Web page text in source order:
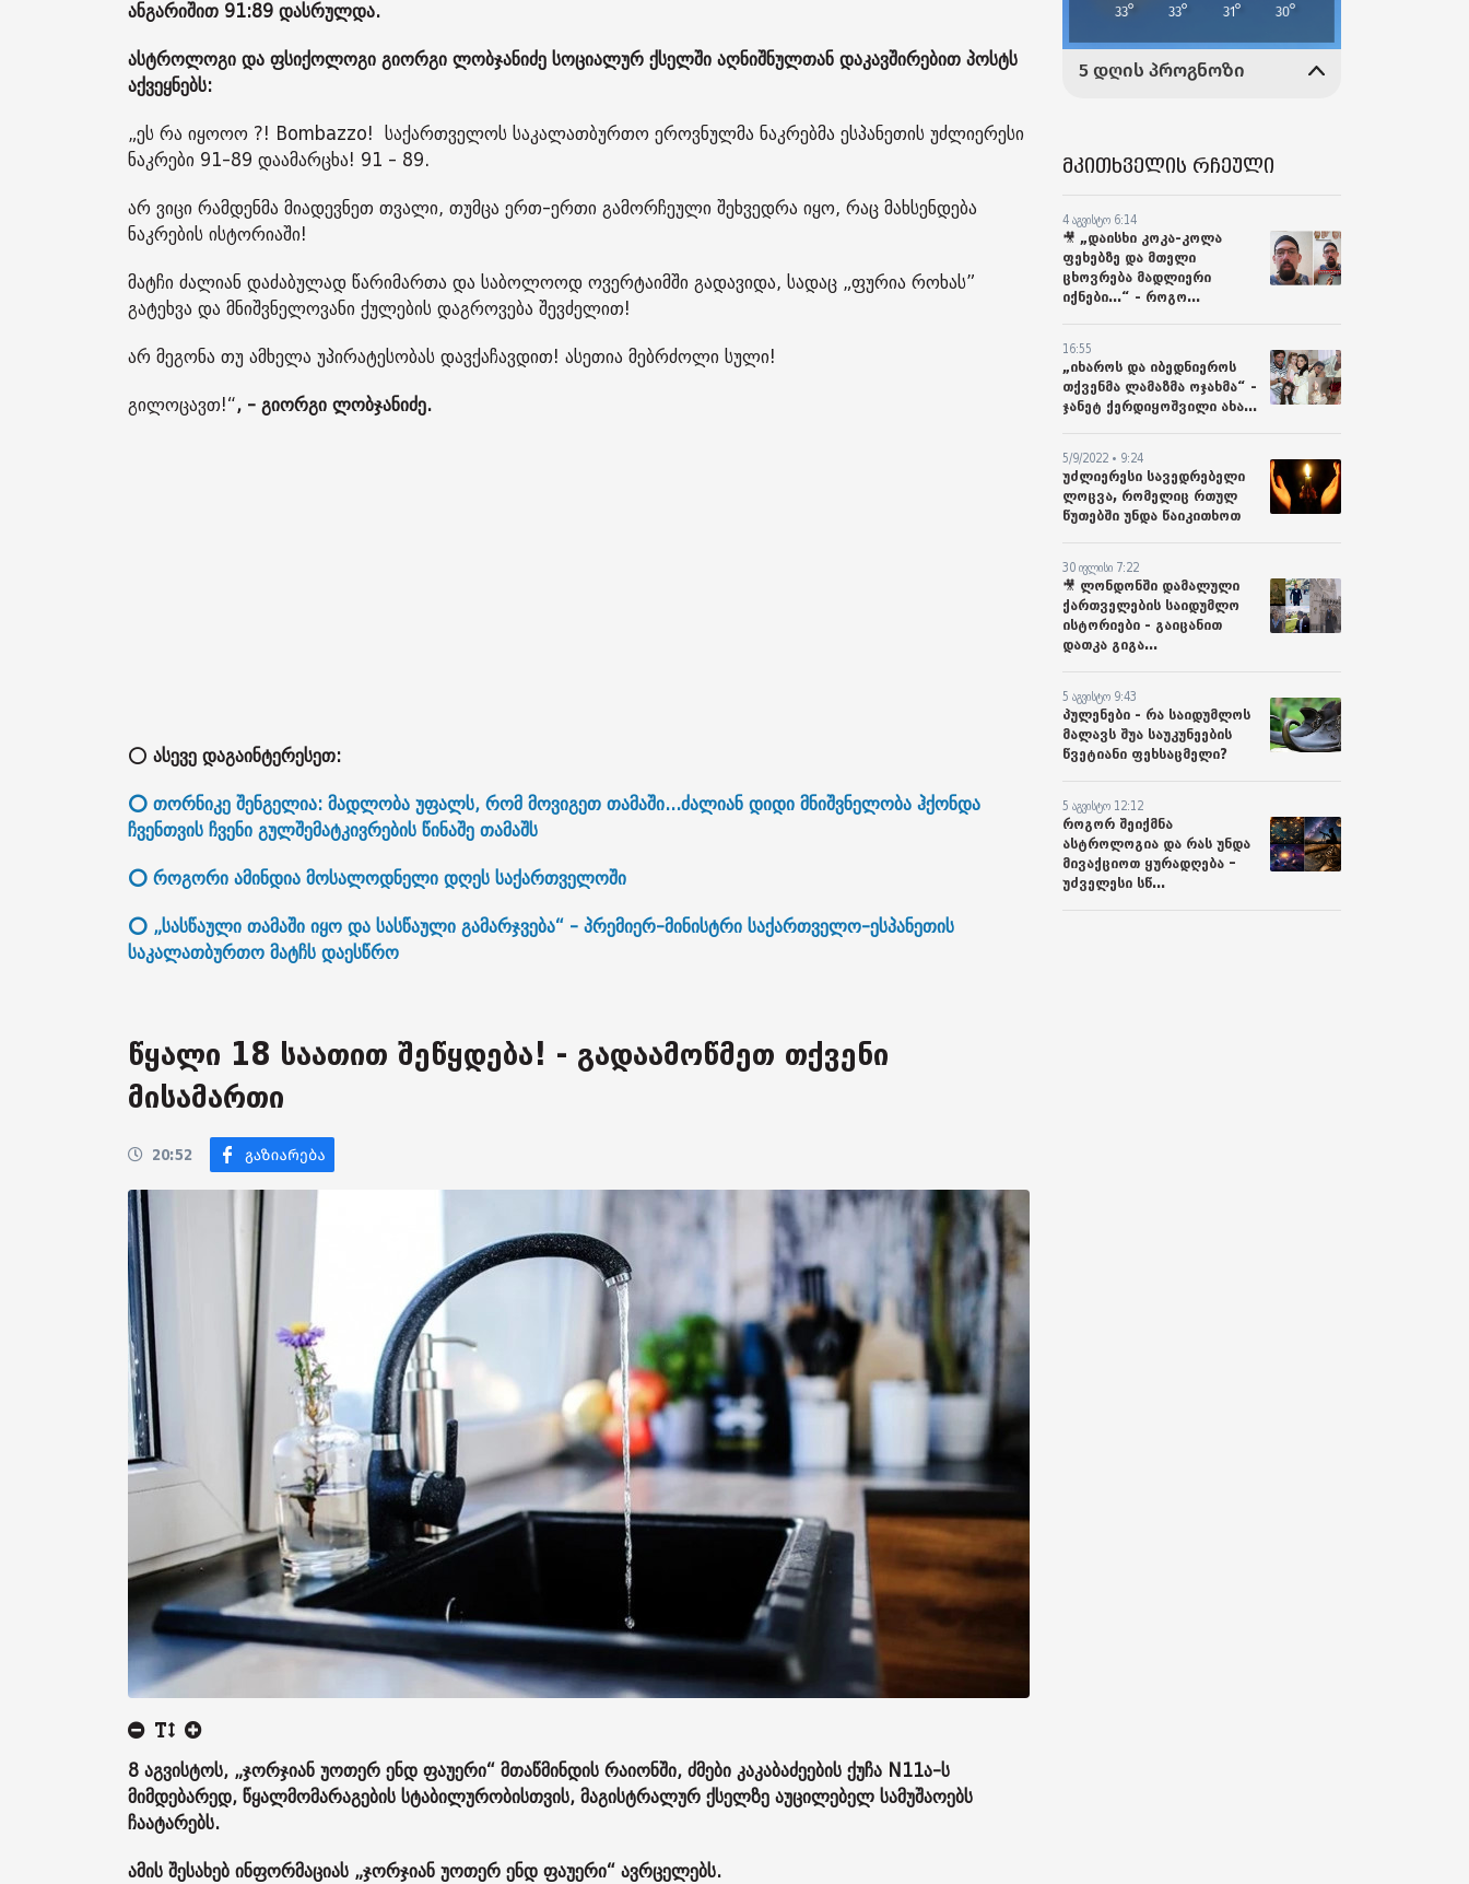
ანგარიშით 91:89 დასრულდა.
ასტროლოგი და ფსიქოლოგი გიორგი ლობჯანიძე სოციალურ ქსელში აღნიშნულთან დაკავშირებით პოსტს
აქვეყნებს:
„ეს რა იყოოო ?! Bombazzo! საქართველოს საკალათბურთო ეროვნულმა ნაკრებმა ესპანეთის უძლიერესი
ნაკრები 91-89 დაამარცხა! 91 - 89.
არ ვიცი რამდენმა მიადევნეთ თვალი, თუმცა ერთ-ერთი გამორჩეული შეხვედრა იყო, რაც მახსენდება
ნაკრების ისტორიაში!
მატჩი ძალიან დაძაბულად წარიმართა და საბოლოოდ ოვერტაიმში გადავიდა, სადაც „ფურია როხას”
გატეხვა და მნიშვნელოვანი ქულების დაგროვება შევძელით!
არ მეგონა თუ ამხელა უპირატესობას დავქაჩავდით! ასეთია მებრძოლი სული!
გილოცავთ!“, - გიორგი ლობჯანიძე.
⭕ ასევე დაგაინტერესეთ:
⭕ თორნიკე შენგელია: მადლობა უფალს, რომ მოვიგეთ თამაში...ძალიან დიდი მნიშვნელობა ჰქონდა
ჩვენთვის ჩვენი გულშემატკივრების წინაშე თამაშს
⭕ როგორი ამინდია მოსალოდნელი დღეს საქართველოში
⭕ „სასწაული თამაში იყო და სასწაული გამარჯვება“ - პრემიერ-მინისტრი საქართველო-ესპანეთის
საკალათბურთო მატჩს დაესწრო
წყალი 18 საათით შეწყდება! - გადაამოწმეთ თქვენი
მისამართი
20:52
8 აგვისტოს, „ჯორჯიან უოთერ ენდ ფაუერი“ მთაწმინდის რაიონში, ძმები კაკაბაძეების ქუჩა N11ა-ს
მიმდებარედ, წყალმომარაგების სტაბილურობისთვის, მაგისტრალურ ქსელზე აუცილებელ სამუშაოებს
ჩაატარებს.
ამის შესახებ ინფორმაციას „ჯორჯიან უოთერ ენდ ფაუერი“ ავრცელებს.
მკითხველის რჩეული
4 აგვისტო 6:14
🎥 „დაისხი კოკა-კოლა
ფეხებზე და მთელი
ცხოვრება მადლიერი
იქნები...“ - როგო...
16:55
„იხაროს და იბედნიეროს
თქვენმა ლამაზმა ოჯახმა“ -
ჯანეტ ქერდიყოშვილი ახა...
5/9/2022 • 9:24
უძლიერესი სავედრებელი
ლოცვა, რომელიც რთულ
წუთებში უნდა წაიკითხოთ
30 ივლისი 7:22
🎥 ლონდონში დამალული
ქართველების საიდუმლო
ისტორიები - გაიცანით
დათკა გიგა...
5 აგვისტო 9:43
პულენები - რა საიდუმლოს
მალავს შუა საუკუნეების
წვეტიანი ფეხსაცმელი?
5 აგვისტო 12:12
როგორ შეიქმნა
ასტროლოგია და რას უნდა
მივაქციოთ ყურადღება –
უძველესი სწ...